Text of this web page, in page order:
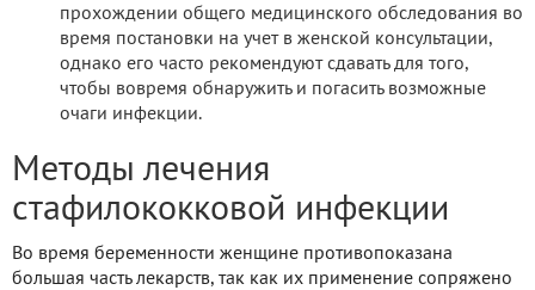
прохождении общего медицинского обследования во
время постановки на учет в женской консультации,
однако его часто рекомендуют сдавать для того,
чтобы вовремя обнаружить и погасить возможные
очаги инфекции.
Методы лечения
стафилококковой инфекции
Во время беременности женщине противопоказана
большая часть лекарств, так как их применение сопряжено